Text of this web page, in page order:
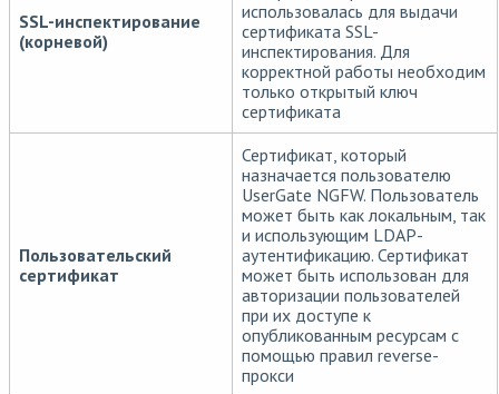
SSL-инспектирование
(корневой)
использовалась для выдачи
сертификата SSL-
инспектирования. Для
корректной работы необходим
только открытый ключ
сертификата
Пользовательский
сертификат
Сертификат, который
назначается пользователю
UserGate NGFW. Пользователь
может быть как локальным, так
и использующим LDAP-
аутентификацию. Сертификат
может быть использован для
авторизации пользователей
при их доступе к
опубликованным ресурсам с
помощью правил reverse-
прокси